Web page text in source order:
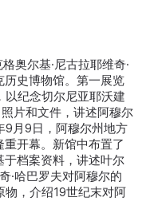
奥尔基·尼古拉耶维奇·
史博物馆。第一展览
以纪念切尔尼亚耶沃建
片和文件，讲述阿穆尔
9月9日，阿穆尔州地方
开幕。新馆中布置了
档案资料，讲述叶尔
·哈巴罗夫对阿穆尔的
物，介绍19世纪末对阿